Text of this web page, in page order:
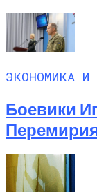
ЭКОНОМИКА И
Боевики